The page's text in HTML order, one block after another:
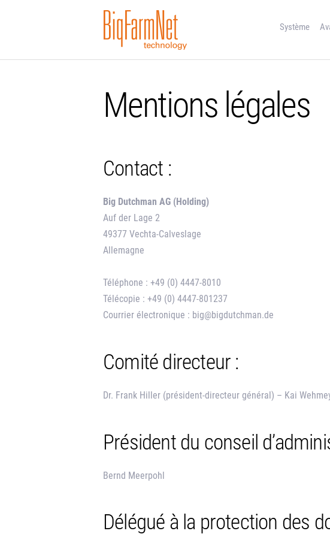
Système
Mentions légales
Contact :
Big Dutchman AG (Holding)
Auf der Lage 2
49377 Vechta-Calveslage
Allemagne
Téléphone : +49 (0) 4447-8010
Télécopie : +49 (0) 4447-801237
Courrier électronique : big@bigdutchman.de
Comité directeur :
Dr. Frank Hiller (président-directeur général) – Kai
Président du conseil
Bernd Meerpohl
Délégué à la protection des